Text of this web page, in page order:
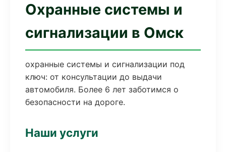
Охранные системы и
сигнализации в Омск
охранные системы и сигнализации под
ключ: от консультации до выдачи
автомобиля. Более 6 лет заботимся о
безопасности на дороге.
Наши услуги